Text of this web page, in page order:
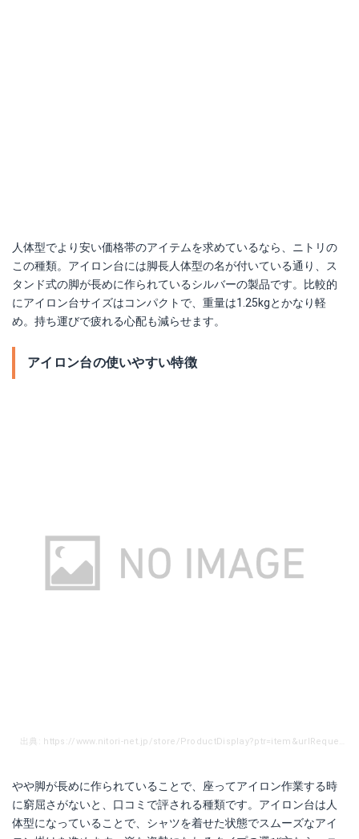
人体型でより安い価格帯のアイテムを求めているなら、ニトリの
この種類。アイロン台には脚長人体型の名が付いている通り、ス
タンド式の脚が長めに作られているシルバーの製品です。比較的
にアイロン台サイズはコンパクトで、重量は1.25kgとかなり軽
め。持ち運びで疲れる心配も減らせます。
アイロン台の使いやすい特徴
やや脚が長めに作られていることで、座ってアイロン作業する時
に窮屈さがないと、口コミで評される種類です。アイロン台は人
体型になっていることで、シャツを着せた状態でスムーズなアイ